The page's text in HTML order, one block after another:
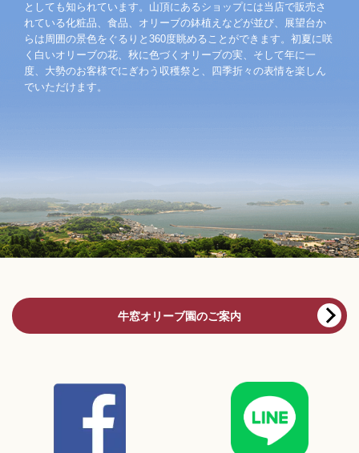
としても知られています。山頂にあるショップには当店で販売さ
れている化粧品、食品、オリーブの鉢植えなどが並び、展望台か
らは周囲の景色をぐるりと360度眺めることができます。初夏に咲
く白いオリーブの花、秋に色づくオリーブの実、そして年に一
度、大勢のお客様でにぎわう収穫祭と、四季折々の表情を楽しん
でいただけます。
牛窓オリーブ園のご案内